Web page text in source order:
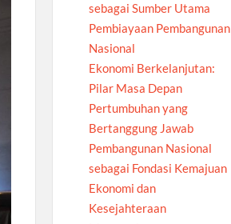
sebagai Sumber Utama
Pembiayaan Pembangunan
Nasional
Ekonomi Berkelanjutan:
Pilar Masa Depan
Pertumbuhan yang
Bertanggung Jawab
Pembangunan Nasional
sebagai Fondasi Kemajuan
Ekonomi dan
Kesejahteraan